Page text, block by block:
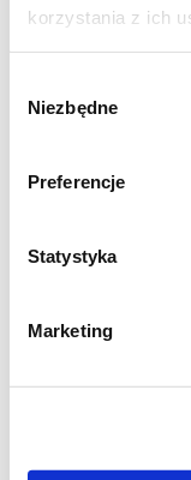
korzystania z ich
zgody
Niezbędne
Preferencje
Statystyka
Marketing
Wyrośnięte
dużej